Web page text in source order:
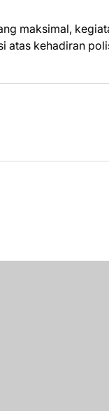
maksimal,
atas kehadiran